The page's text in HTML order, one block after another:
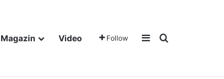
Magazin Video Follow Sidebar
Traži